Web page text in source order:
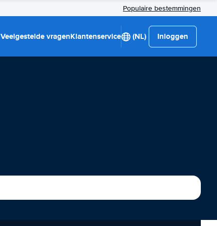
Populaire bestemmingen
Veelgestelde vragenKlantenservice (NL) Inloggen